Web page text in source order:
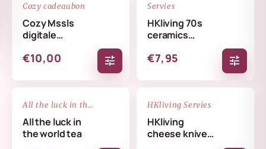
Cozy cadeaubon
Cozy Mssls
digitale
Alleen online te
€10,00 tune
Servies
HKliving 70s
ceramics
€7,95 tune
All the luck in the world
All the luck in
the world tea
NIEUW
HKliving Servies
HKliving
cheese knives